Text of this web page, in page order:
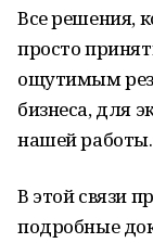
Все решения,
просто
ощутимым
бизнеса, для
нашей работы.
В этой связи
подробные